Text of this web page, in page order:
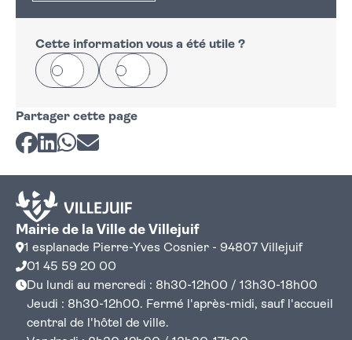
Cette information vous a été utile ?
Oui Non
Partager cette page
Partager sur Facebook
Partager sur LinkedIn
Partager sur Whatsapp
Partager par courriel
Mairie de la Ville de Villejuif
1 esplanade Pierre-Yves Cosnier - 94807 Villejuif
01 45 59 20 00
Du lundi au mercredi : 8h30-12h00 / 13h30-18h00
Jeudi : 8h30-12h00. Fermé l'après-midi, sauf l'accueil
central de l'hôtel de ville.